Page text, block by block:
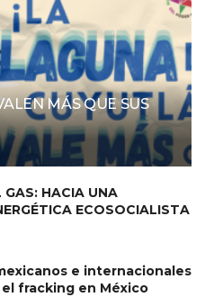
MÁS QUE SUS
HACIA UNA
ECOSOCIALISTA
e internacionales
fracking en México